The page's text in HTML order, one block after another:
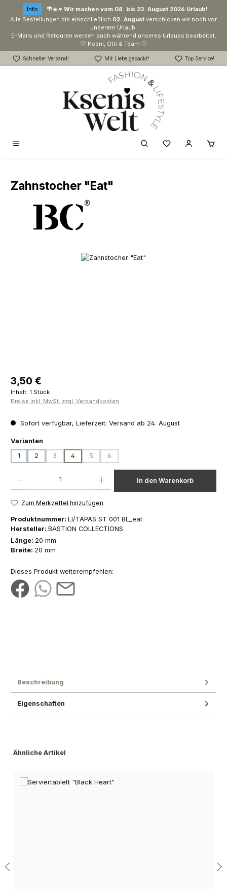
Zum Hauptinhalt springen
Info
🌴☀️ ♥ Wir machen vom 08. bis 23. August 2026 Urlaub!
Alle Bestellungen bis einschließlich 02. August verschicken wir noch vor
unserem Urlaub.
E-Mails und Retouren werden auch während unseres Urlaubs bearbeitet.
🤍 Kseni, Otti & Team 🤍
Schneller Versand! Mit Liebe gepackt! Top Service!
Du hast 0
Zahnstocher "Eat"
Bildergalerie überspringen
Regulärer Preis:
3,50 €
Inhalt: 1 Stück
Preise inkl. MwSt. zzgl. Versandkosten
Sofort verfügbar, Lieferzeit: Versand ab 24. August
Varianten
1
2 3
(Diese Option ist zurzeit nicht verfügbar.)
4 5
(Diese Option ist zurzeit nicht verfügbar.)
6
(Diese Option ist zurzeit nicht verfügbar.)
In den Warenkorb
Zum Merkzettel hinzufügen
Produktnummer: LI/TAPAS ST 001 BL_eat
Hersteller: BASTION COLLECTIONS
Länge: 20 mm
Breite: 20 mm
Dieses Produkt weiterempfehlen:
Beschreibung
Eigenschaften
Produktgalerie überspringen
Ähnliche Artikel